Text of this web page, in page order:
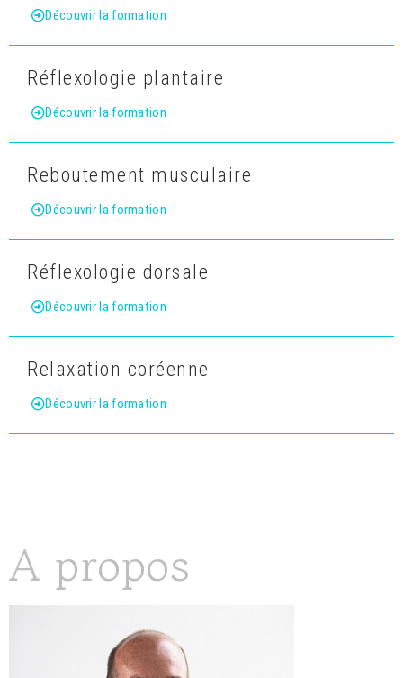
Découvrir la formation
Réflexologie plantaire
Découvrir la formation
Reboutement musculaire
Découvrir la formation
Réflexologie dorsale
Découvrir la formation
Relaxation coréenne
Découvrir la formation
A propos